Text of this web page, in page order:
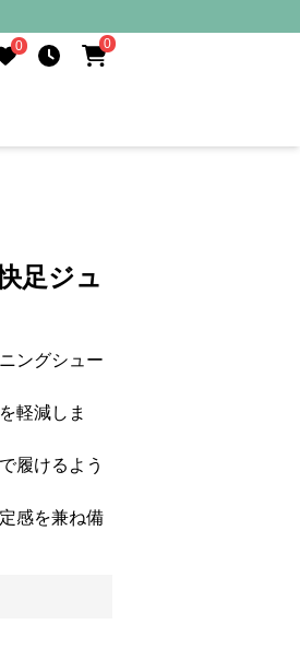
0 0
足ジュ
ングシュー
軽減しま
履けるよう
感を兼ね備